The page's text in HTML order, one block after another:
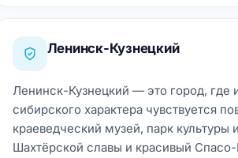
Ленинск-Кузнецкий
Ленинск-Кузнецкий — это город, где
сибирского характера чувствуется
краеведческий музей, парк
Шахтёрской славы и красивый